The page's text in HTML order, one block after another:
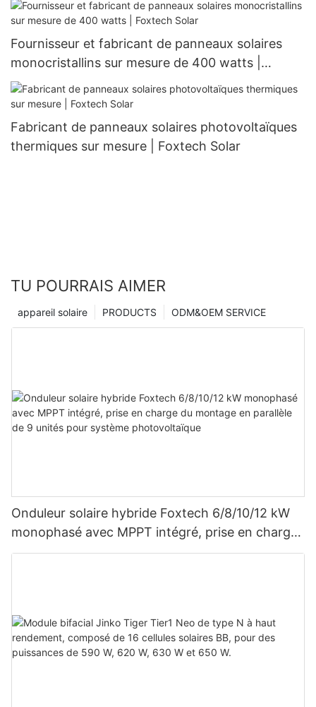
Fournisseur et fabricant de panneaux solaires
monocristallins sur mesure de 400 watts |
Foxtech Solar
Fabricant de panneaux solaires photovoltaïques
thermiques sur mesure | Foxtech Solar
TU POURRAIS AIMER
ODM&OEM SERVICE
PRODUCTS
appareil solaire
Onduleur solaire hybride Foxtech 6/8/10/12 kW
monophasé avec MPPT intégré, prise en charge
du montage en parallèle de 9 unités pour